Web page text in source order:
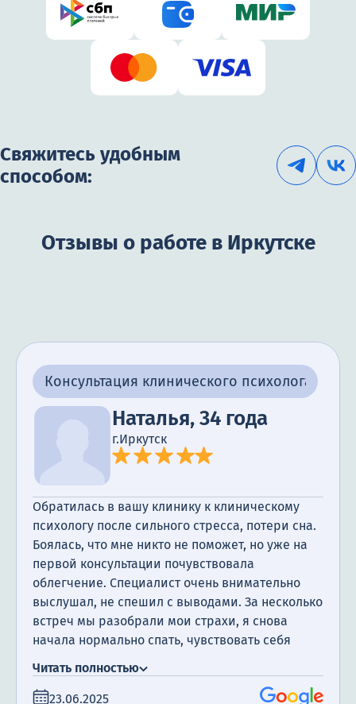
Свяжитесь удобным
способом:
Отзывы о работе в Иркутске
Консультация клинического психолога
Наталья, 34 года
г.Иркутск
Обратилась в вашу клинику к клиническому
психологу после сильного стресса, потери сна.
Боялась, что мне никто не поможет, но уже на
первой консультации почувствовала
облегчение. Специалист очень внимательно
выслушал, не спешил с выводами. За несколько
встреч мы разобрали мои страхи, я снова
начала нормально спать, чувствовать себя
профессионализм.
Читать полностью
23.06.2025